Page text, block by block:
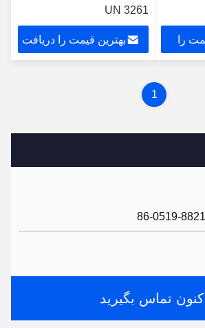
86-0519-
اکنون تماس بگیرید
را
UN 3261
بهترین قیمت را دریافت
1